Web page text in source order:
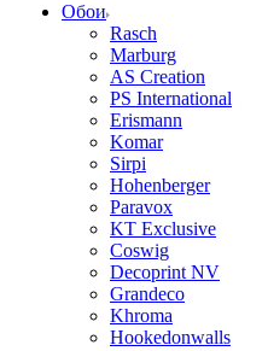
Обои
Rasch
Marburg
AS Creation
PS International
Erismann
Komar
Sirpi
Hohenberger
Paravox
KT Exclusive
Coswig
Decoprint NV
Grandeco
Khroma
Hookedonwalls